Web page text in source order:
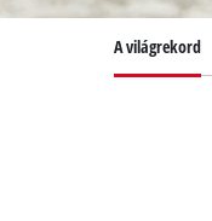
A világrekord